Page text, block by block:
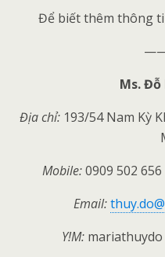
Để biết thêm thông
Ms.
Địa chỉ:193/54 Nam Kỳ
Mobile:0909 502
Email:
Y!M: